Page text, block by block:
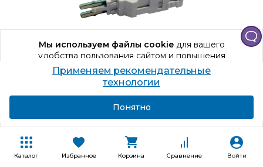
Каталог Избранное Корзина Сравнение Войти
Мы используем файлы cookieдля вашего
удобства пользования сайтом и повышения
качества рекомендаций.
Продолжая использование сайта, вы даете
согласие на обработку персональных данных
Штекер TWT TWT-SLSAP2
Штекер защиты
Применяем рекомендательные
технологии
Понятно